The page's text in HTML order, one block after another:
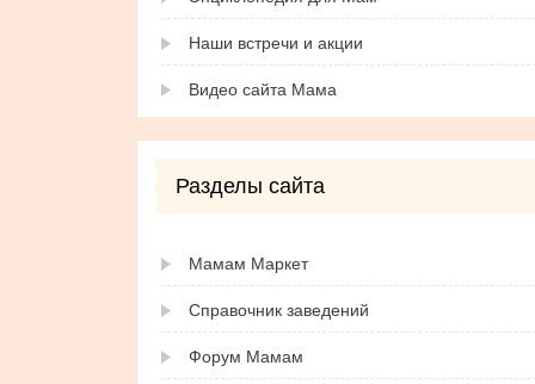
Наши встречи и акции
Видео сайта Мама
Разделы сайта
Мамам Маркет
Справочник заведений
Форум Мамам